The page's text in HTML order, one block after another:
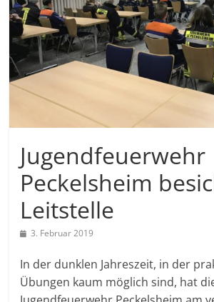
Jugendfeuerwehr
Peckelsheim
Leitstelle
3. Februar 2019
In der dunklen Jahreszeit, in der
Übungen kaum möglich sind, hat